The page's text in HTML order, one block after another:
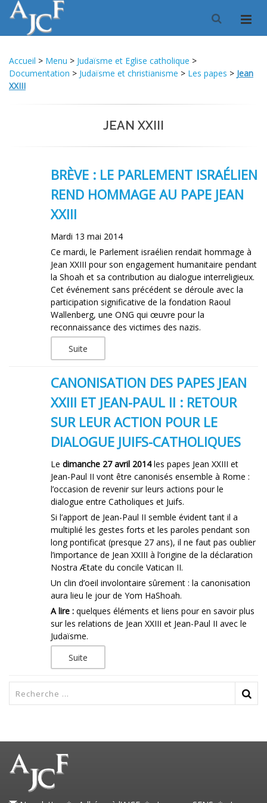
Accueil > Menu > Judaïsme et Eglise catholique >
Documentation > Judaïsme et christianisme > Les papes > Jean
XXIII
JEAN XXIII
BRÈVE : LE PARLEMENT ISRAÉLIEN
REND HOMMAGE AU PAPE JEAN
XXIII
Mardi 13 mai 2014
Ce mardi, le Parlement israélien rendait hommage à
Jean XXIII pour son engagement humanitaire pendant
la Shoah et sa contribution au dialogue interreligieux.
Cet événement sans précédent se déroule avec la
participation significative de la fondation Raoul
Wallenberg, une ONG qui œuvre pour la
reconnaissance des victimes des nazis.
Suite
CANONISATION DES PAPES JEAN
XXIII ET JEAN-PAUL II : RETOUR
SUR LEUR ACTION POUR LE
DIALOGUE JUIFS-CATHOLIQUES
Le dimanche 27 avril 2014les papes Jean XXIII et
Jean-Paul II vont être canonisés ensemble à Rome :
l’occasion de revenir sur leurs actions pour le
dialogue entre Catholiques et Juifs.
Si l’apport de Jean-Paul II semble évident tant il a
multiplié les gestes forts et les paroles pendant son
long pontificat (presque 27 ans), il ne faut pas oublier
l’importance de Jean XXIII à l’origine de la déclaration
Nostra Ætate du concile Vatican II.
Un clin d’oeil involontaire sûrement : la canonisation
aura lieu le jour de Yom HaShoah.
A lire : quelques éléments et liens pour en savoir plus
sur les relations de Jean XXIII et Jean-Paul II avec le
Judaïsme.
Suite